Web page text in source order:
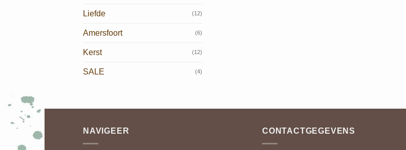
Liefde (12)
Amersfoort (6)
Kerst (12)
SALE (4)
NAVIGEER CONTACTGEGEVENS